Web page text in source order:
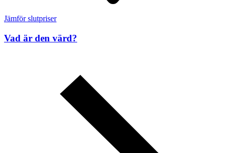
Jämför slutpriser
Vad är den värd?